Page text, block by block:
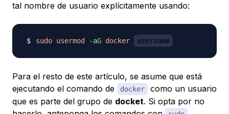
tal nombre de usuario explícitamente usando:
sudo usermod -aG docker username
Para el resto de este artículo, se asume que está
ejecutando el comando de
docker
como un usuario
que es parte del grupo de docket. Si opta por no